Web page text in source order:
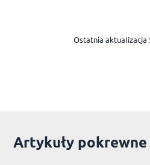
Ostatnia aktualizacja
Artykuły pokrewne